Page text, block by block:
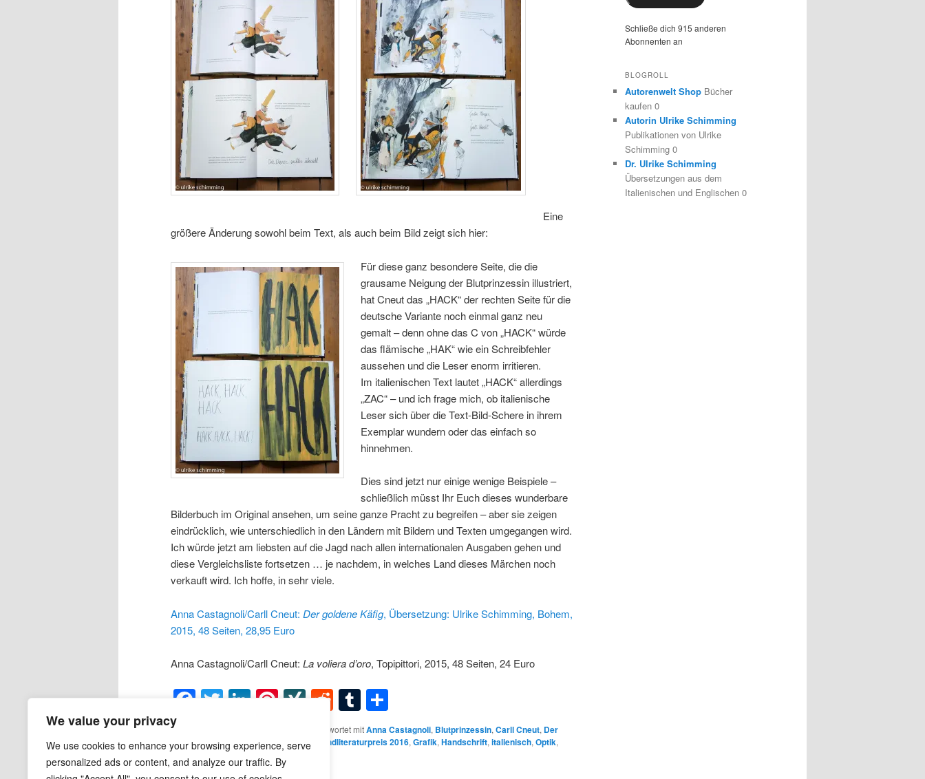
We value your privacy
We use cookies to enhance your browsing experience, serve
personalized ads or content, and analyze our traffic. By
Eine
größere Änderung sowohl beim Text, als auch beim Bild zeigt sich hier:
Für diese ganz besondere Seite, die die
grausame Neigung der Blutprinzessin illustriert,
hat Cneut das „HACK“ der rechten Seite für die
deutsche Variante noch einmal ganz neu
gemalt – denn ohne das C von „HACK“ würde
das flämische „HAK“ wie ein Schreibfehler
aussehen und die Leser enorm irritieren.
Im italienischen Text lautet „HACK“ allerdings
„ZAC“ – und ich frage mich, ob italienische
Leser sich über die Text-Bild-Schere in ihrem
Exemplar wundern oder das einfach so
hinnehmen.
Dies sind jetzt nur einige wenige Beispiele –
schließlich müsst Ihr Euch dieses wunderbare
Bilderbuch im Original ansehen, um seine ganze Pracht zu begreifen – aber sie zeigen
eindrücklich, wie unterschiedlich in den Ländern mit Bildern und Texten umgegangen wird.
Ich würde jetzt am liebsten auf die Jagd nach allen internationalen Ausgaben gehen und
diese Vergleichsliste fortsetzen … je nachdem, in welches Land dieses Märchen noch
verkauft wird. Ich hoffe, in sehr viele.
Anna Castagnoli/Carll Cneut: Der goldene Käfig, Übersetzung: Ulrike Schimming, Bohem,
2015, 48 Seiten, 28,95 Euro
Anna Castagnoli/Carll Cneut: La voliera d’oro, Topipittori, 2015, 48 Seiten, 24 Euro
Facebook
Twitter
LinkedIn
Pinterest
XINGRedditTumblr
Veröffentlicht unter Verschlagwortet mitAnna Castagnoli, Blutprinzessin, Carll Cneut, Der
goldene Käfig,deutsch,Deutscher Jugendliteraturpreis 2016, Grafik, Handschrift, italienisch, Optik,
Variationen Vögel | Antworten
Schließe dich 915 anderen
Abonnenten an
BLOGROLL
Autorenwelt Shop Bücher
kaufen 0
Autorin Ulrike Schimming
Publikationen von Ulrike
Schimming 0
Dr. Ulrike Schimming
Übersetzungen aus dem
Italienischen und Englischen 0